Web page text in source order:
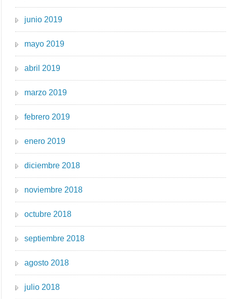
junio 2019
mayo 2019
abril 2019
marzo 2019
febrero 2019
enero 2019
diciembre 2018
noviembre 2018
octubre 2018
septiembre 2018
agosto 2018
julio 2018